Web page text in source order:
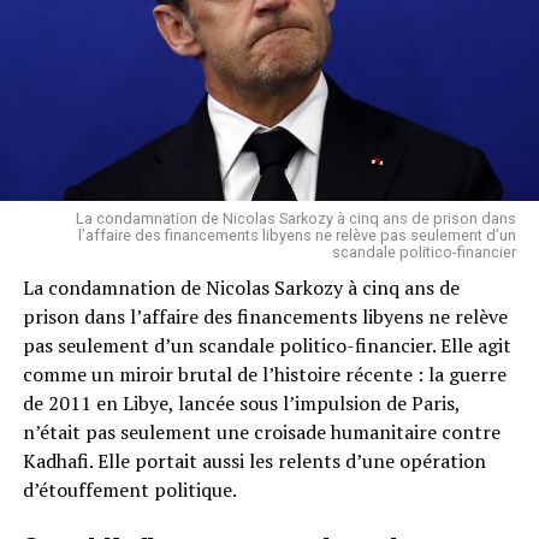
avoir reçu, après huit mois de discussions, une lettre
d’Iyad Ag Ghali dans laquelle ce dernier annonce «
l’arrêt des attaques sur toute l’étendue du territoire
»[12],[13]. Mais Ansar Dine dément ces déclarations le 2
novembre[14],[15].
Après avoir soutenu Ibrahim Boubacar Keïta, Mahmoud
Dicko passe dans l’opposition vers fin 2017[9]. À son
appel, 30 000 à 50 000 personnes manifestent contre le
gouvernement à Bamako le 5 avril 2019[9]. Le 7
septembre 2019, alors que des ambitions présidentielles
lui sont prêtées, il lance la Coordination des
mouvements, associations et sympathisants (CMAS), un
mouvement politique qui suit sa ligne islamiste[1].
En juin 2020, sa CMAS s’unit à une large plateforme
d’opposition, le Mouvement du 5 juin-Rassemblement
des Forces Patriotiques (M5-RFP). Selon l’analyse de Aly
La condamnation de Nicolas Sarkozy à cinq ans de prison dans
l’affaire des financements libyens ne relève pas seulement d’un
scandale politico-financier
La condamnation de Nicolas Sarkozy à cinq ans de
prison dans l’affaire des financements libyens ne relève
pas seulement d’un scandale politico-financier. Elle agit
comme un miroir brutal de l’histoire récente : la guerre
de 2011 en Libye, lancée sous l’impulsion de Paris,
n’était pas seulement une croisade humanitaire contre
Kadhafi. Elle portait aussi les relents d’une opération
d’étouffement politique.